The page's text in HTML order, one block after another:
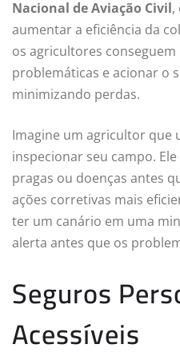
Nacional de Aviação Civil,
aumentar a eficiência da
os agricultores
problemáticas e acionar o
minimizando perdas.
Imagine um agricultor que
inspecionar seu campo.
pragas ou doenças antes
ações corretivas mais
ter um canário em uma
alerta antes que os
Seguros
Acessíveis